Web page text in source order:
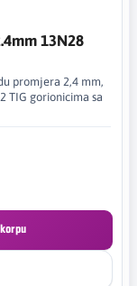
13N28
promjera 2,4 mm,
TIG gorionicima sa